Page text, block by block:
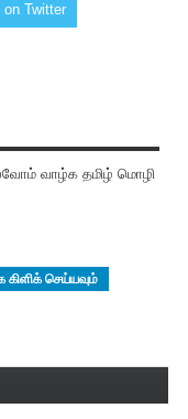
on Twitter
வாழ்க தமிழ் மொழி
கிளிக் செய்யவும்